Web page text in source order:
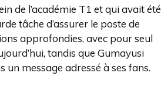
de l’académie T1 et qui avait été
tâche d’assurer le poste de
approfondies, avec pour seul
tandis que Gumayusi
message adressé à ses fans.